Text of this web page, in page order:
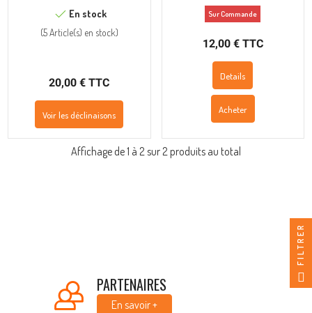
En stock
(5 Article(s) en stock)
20,00 € TTC
Voir les déclinaisons
Sur Commande
12,00 € TTC
Details
Acheter
Affichage de 1 à 2 sur 2 produits au total
PARTENAIRES
En savoir +
FILTRER